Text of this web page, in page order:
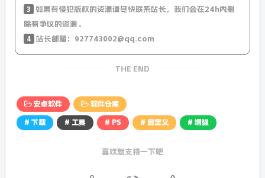
3
如果有侵犯版权的资源请尽快联系站长，我们会在24h内删
除有争议的资源。
4 站长邮箱：927743002@qq.com
THE END
安卓软件 软件仓库
# 下载 # 工具 # PS # 自定义 # 增强
喜欢就支持一下吧